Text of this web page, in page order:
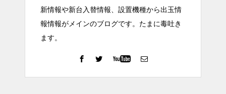
新情報や新台入替情報、設置機種から出玉情
報情報がメインのブログです。たまに毒吐き
ます。